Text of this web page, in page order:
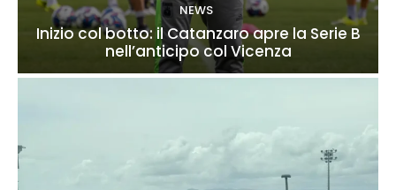
NEWS
Inizio col botto: il Catanzaro apre la Serie B
nell’anticipo col Vicenza